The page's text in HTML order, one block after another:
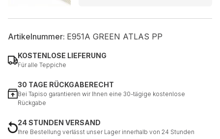
Artikelnummer: E951A GREEN ATLAS PP
KOSTENLOSE LIEFERUNG
Für alle Teppiche
30 TAGE RÜCKGABERECHT
Bei Tapiso garantieren wir Ihnen eine 30-tägige kostenlose
Rückgabe
24 STUNDEN VERSAND
Ihre Bestellung verlässt unser Lager innerhalb von 24 Stunden